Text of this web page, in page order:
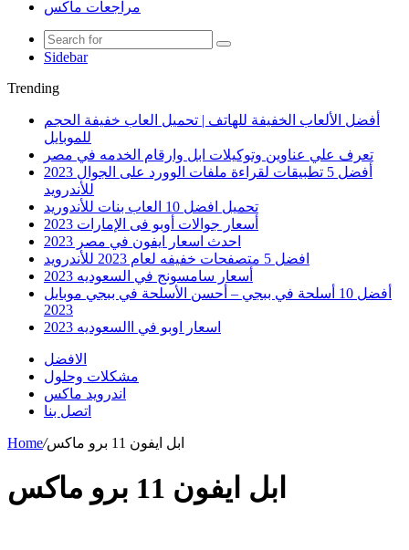
مراجعات ماكس
Sidebar
Trending
أفضل الألعاب الخفيفة للهاتف | تحميل العاب خفيفة الحجم
للموبايل
تعرف علي عناوين وتوكيلات ابل وارقام الخدمه في مصر
أفضل 5 تطبيقات لقراءة ملفات الوورد على الجوال 2023
للأندرويد
تحميل افضل 10 العاب بنات للأندوريد
أسعار جوالات أوبو فى الإمارات 2023
احدث اسعار ايفون في مصر 2023
افضل 5 متصفحات خفيفه لعام 2023 للأندرويد
أسعار سامسونج في السعوديه 2023
أفضل 10 أسلحة في ببجي – أحسن الأسلحة في ببجي موبايل
2023
اسعار اوبو في االسعوديه 2023
الافضل
مشكلات وحلول
اندرويد ماكس
اتصل بنا
Home/ ابل ايفون 11 برو ماكس
ابل ايفون 11 برو ماكس